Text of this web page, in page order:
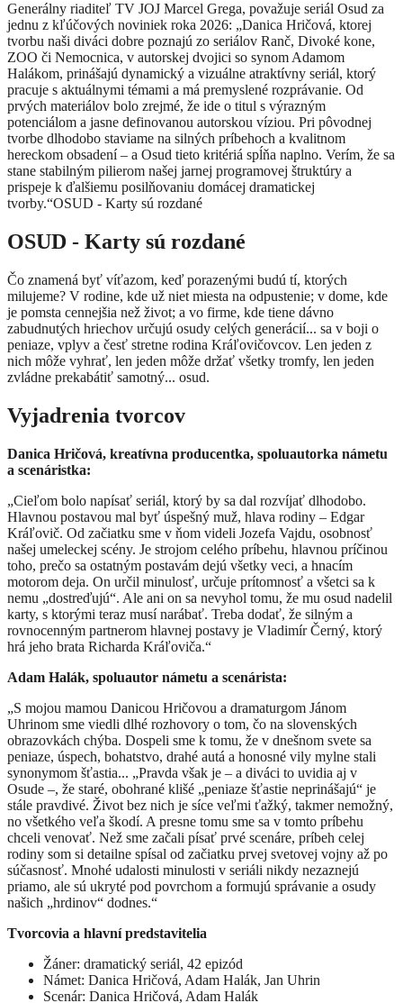
Generálny riaditeľ TV JOJ Marcel Grega, považuje seriál Osud za
jednu z kľúčových noviniek roka 2026: „Danica Hričová, ktorej
tvorbu naši diváci dobre poznajú zo seriálov Ranč, Divoké kone,
ZOO či Nemocnica, v autorskej dvojici so synom Adamom
Halákom, prinášajú dynamický a vizuálne atraktívny seriál, ktorý
pracuje s aktuálnymi témami a má premyslené rozprávanie. Od
prvých materiálov bolo zrejmé, že ide o titul s výrazným
potenciálom a jasne definovanou autorskou víziou. Pri pôvodnej
tvorbe dlhodobo staviame na silných príbehoch a kvalitnom
hereckom obsadení – a Osud tieto kritériá spĺňa naplno. Verím, že sa
stane stabilným pilierom našej jarnej programovej štruktúry a
prispeje k ďalšiemu posilňovaniu domácej dramatickej
tvorby.“OSUD - Karty sú rozdané
OSUD - Karty sú rozdané
Čo znamená byť víťazom, keď porazenými budú tí, ktorých
milujeme? V rodine, kde už niet miesta na odpustenie; v dome, kde
je pomsta cennejšia než život; a vo firme, kde tiene dávno
zabudnutých hriechov určujú osudy celých generácií... sa v boji o
peniaze, vplyv a česť stretne rodina Kráľovičovcov. Len jeden z
nich môže vyhrať, len jeden môže držať všetky tromfy, len jeden
zvládne prekabátiť samotný... osud.
Vyjadrenia tvorcov
Danica Hričová, kreatívna producentka, spoluautorka námetu
a scenáristka:
„Cieľom bolo napísať seriál, ktorý by sa dal rozvíjať dlhodobo.
Hlavnou postavou mal byť úspešný muž, hlava rodiny – Edgar
Kráľovič. Od začiatku sme v ňom videli Jozefa Vajdu, osobnosť
našej umeleckej scény. Je strojom celého príbehu, hlavnou príčinou
toho, prečo sa ostatným postavám dejú všetky veci, a hnacím
motorom deja. On určil minulosť, určuje prítomnosť a všetci sa k
nemu „dostreďujú“. Ale ani on sa nevyhol tomu, že mu osud nadelil
karty, s ktorými teraz musí narábať. Treba dodať, že silným a
rovnocenným partnerom hlavnej postavy je Vladimír Černý, ktorý
hrá jeho brata Richarda Kráľoviča.“
Adam Halák, spoluautor námetu a scenárista:
„S mojou mamou Danicou Hričovou a dramaturgom Jánom
Uhrinom sme viedli dlhé rozhovory o tom, čo na slovenských
obrazovkách chýba. Dospeli sme k tomu, že v dnešnom svete sa
peniaze, úspech, bohatstvo, drahé autá a honosné vily mylne stali
synonymom šťastia... „Pravda však je – a diváci to uvidia aj v
Osude –, že staré, obohrané klišé „peniaze šťastie neprinášajú“ je
stále pravdivé. Život bez nich je síce veľmi ťažký, takmer nemožný,
no všetkého veľa škodí. A presne tomu sme sa v tomto príbehu
chceli venovať. Než sme začali písať prvé scenáre, príbeh celej
rodiny som si detailne spísal od začiatku prvej svetovej vojny až po
súčasnosť. Mnohé udalosti minulosti v seriáli nikdy nezaznejú
priamo, ale sú ukryté pod povrchom a formujú správanie a osudy
našich „hrdinov“ dodnes.“
Tvorcovia a hlavní predstavitelia
Žáner: dramatický seriál, 42 epizód
Námet: Danica Hričová, Adam Halák, Jan Uhrin
Scenár: Danica Hričová, Adam Halák